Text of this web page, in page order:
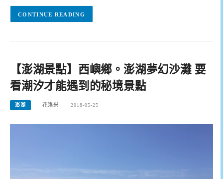
CONTINUE READING
【澎湖景點】西嶼鄉。澎湖夢幻沙灘 要
看潮汐才能遇到的秘境景點
澎湖 花洛米 2018-05-25